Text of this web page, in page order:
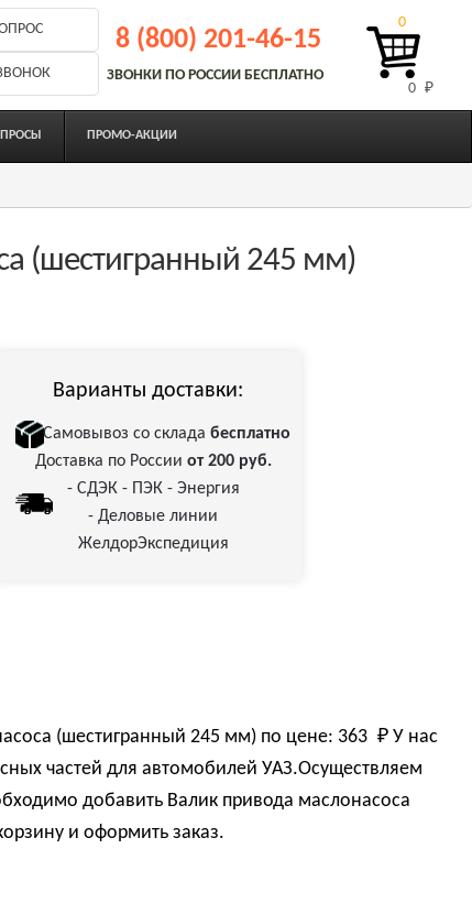
8 (800) 201-46-15
ЗВОНКИ ПО РОССИИ БЕСПЛАТНО
0 ₽
0
ПРОМО-АКЦИИ
(шестигранный 245 мм)
Варианты доставки:
Самовывоз со складабесплатно
Доставка по России от 200 руб.
- СДЭК - ПЭК - Энергия
- Деловые линии
ЖелдорЭкспедиция
(шестигранный 245 мм) по цене: 363 ₽ У нас
частей для автомобилей УАЗ.Осуществляем
добавить Валик привода маслонасоса
и оформить заказ.